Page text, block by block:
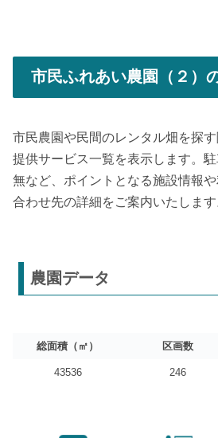
市民ふれあい農園（２）
市民農園や民間のレンタル畑を探
提供サービス一覧を表示します。
無など、ポイントとなる施設情報
合わせ先の詳細をご案内いたします
農園データ
総面積（㎡） 区画数
43536 246